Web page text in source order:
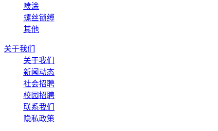
喷涂
螺丝锁缚
其他
关于我们
关于我们
新闻动态
社会招聘
校园招聘
联系我们
隐私政策